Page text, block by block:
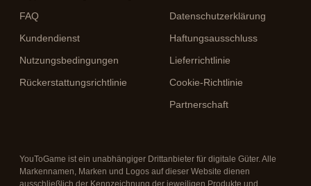
FAQ
Kundendienst
Nutzungsbedingungen
Rückerstattungsrichtlinie
Datenschutzerklärung
Haftungsausschluss
Lieferrichtlinie
Cookie-Richtlinie
Partnerschaft
YouToGame ist ein unabhängiger Drittanbieter für digitale Güter. Alle
Markennamen, Marken und Logos auf dieser Website dienen
ausschließlich der Kennzeichnung der jeweiligen Produkte und